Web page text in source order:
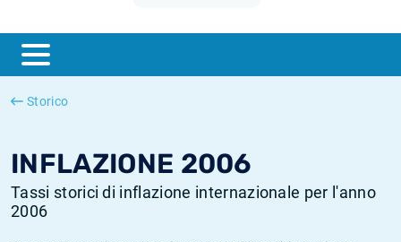
Storico
INFLAZIONE 2006
Tassi storici di inflazione internazionale per l'anno
2006
ESTER
SONIA
Inflazione Italia
Inflazione Stati Uniti
Tassi storici di SONIA
Tassi storici di TONAR